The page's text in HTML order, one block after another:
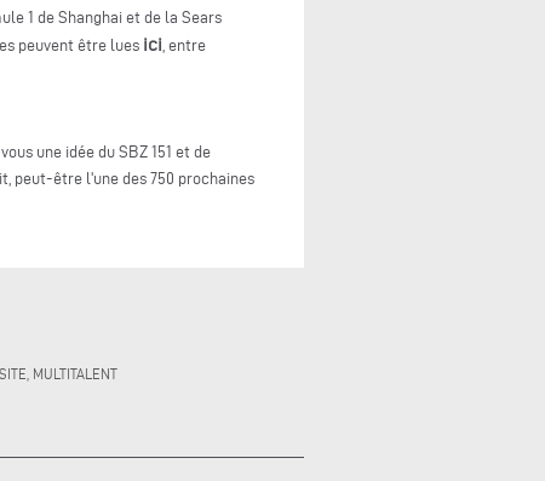
1 de Shanghai et de la Sears
peuvent être lues ici , entre
une idée du SBZ 151 et de
peut-être l'une des 750 prochaines
MULTITALENT